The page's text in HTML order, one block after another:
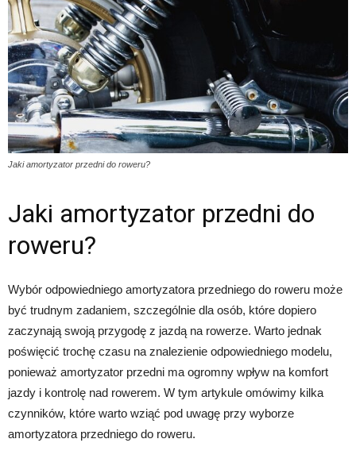
Jaki amortyzator przedni do roweru?
Jaki amortyzator przedni do
roweru?
Wybór odpowiedniego amortyzatora przedniego do roweru może
być trudnym zadaniem, szczególnie dla osób, które dopiero
zaczynają swoją przygodę z jazdą na rowerze. Warto jednak
poświęcić trochę czasu na znalezienie odpowiedniego modelu,
ponieważ amortyzator przedni ma ogromny wpływ na komfort
jazdy i kontrolę nad rowerem. W tym artykule omówimy kilka
czynników, które warto wziąć pod uwagę przy wyborze
amortyzatora przedniego do roweru.